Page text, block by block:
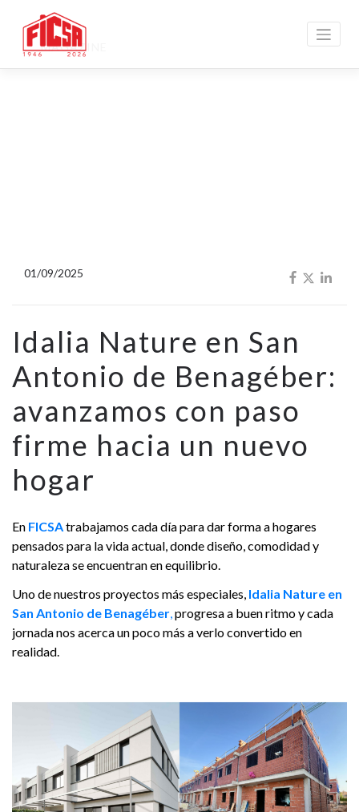
MAGAZINE
01/09/2025
Idalia Nature en San
Antonio de Benagéber:
avanzamos con paso
firme hacia un nuevo
hogar
En FICSAtrabajamos cada día para dar forma a hogares
pensados para la vida actual, donde diseño, comodidad y
naturaleza se encuentran en equilibrio.
Uno de nuestros proyectos más especiales, Idalia Nature en
San Antonio de Benagéber progresa a buen ritmo y cada
jornada nos acerca un poco más a verlo convertido en
realidad.